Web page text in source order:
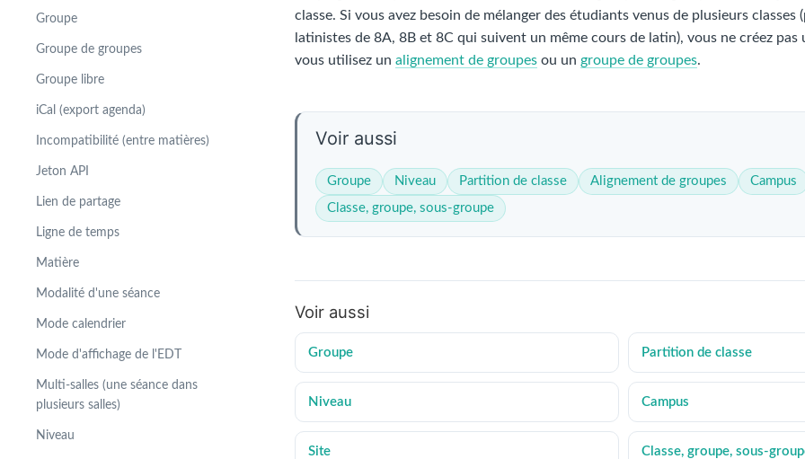
Groupe
Groupe de groupes
Groupe libre
iCal (export agenda)
Incompatibilité (entre matières)
Jeton API
Lien de partage
Ligne de temps
Matière
Modalité d'une séance
Mode calendrier
Mode d'affichage de l'EDT
Multi-salles (une séance dans
plusieurs salles)
Niveau
classe. Si vous avez besoin de mélanger des étudiants venus de plusieurs classes
latinistes de 8A, 8B et 8C qui suivent un même cours de latin), vous ne créez pas
vous utilisez un alignement de groupes ou un groupe de groupes.
Voir aussi
Groupe Niveau Partition de classe Alignement de groupes Campus
Classe, groupe, sous-groupe
Voir aussi
Groupe Partition de classe
Niveau Campus
Site Classe, groupe, sous-